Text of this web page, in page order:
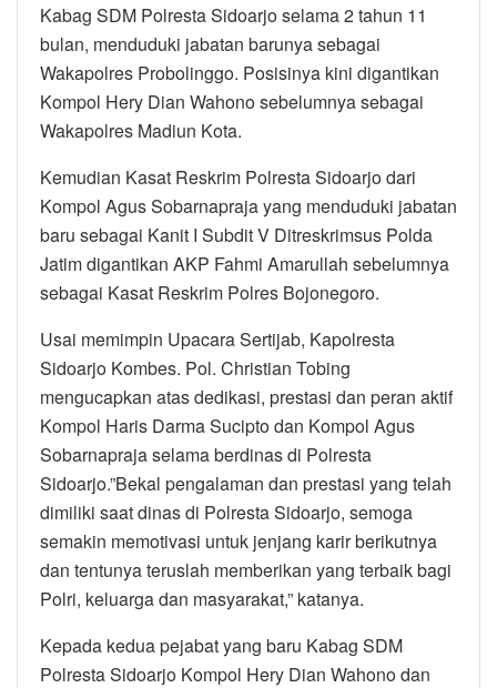
Kabag SDM Polresta Sidoarjo selama 2 tahun 11
bulan, menduduki jabatan barunya sebagai
Wakapolres Probolinggo. Posisinya kini digantikan
Kompol Hery Dian Wahono sebelumnya sebagai
Wakapolres Madiun Kota.
Kemudian Kasat Reskrim Polresta Sidoarjo dari
Kompol Agus Sobarnapraja yang menduduki jabatan
baru sebagai Kanit I Subdit V Ditreskrimsus Polda
Jatim digantikan AKP Fahmi Amarullah sebelumnya
sebagai Kasat Reskrim Polres Bojonegoro.
Usai memimpin Upacara Sertijab, Kapolresta
Sidoarjo Kombes. Pol. Christian Tobing
mengucapkan atas dedikasi, prestasi dan peran aktif
Kompol Haris Darma Sucipto dan Kompol Agus
Sobarnapraja selama berdinas di Polresta
Sidoarjo.”Bekal pengalaman dan prestasi yang telah
dimiliki saat dinas di Polresta Sidoarjo, semoga
semakin memotivasi untuk jenjang karir berikutnya
dan tentunya teruslah memberikan yang terbaik bagi
Polri, keluarga dan masyarakat,” katanya.
Kepada kedua pejabat yang baru Kabag SDM
Polresta Sidoarjo Kompol Hery Dian Wahono dan